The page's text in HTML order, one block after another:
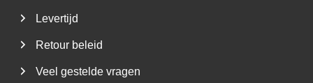
Levertijd
Retour beleid
Veel gestelde vragen